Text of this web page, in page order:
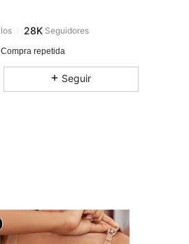
28K
28K
repetida
Seguir